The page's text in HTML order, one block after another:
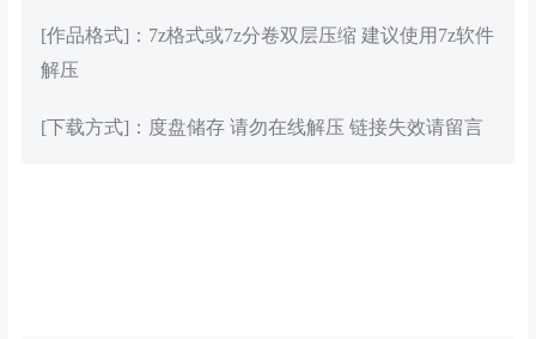
[作品格式]：7z格式或7z分卷双层压缩 建议使用7z软件
解压
[下载方式]：度盘储存 请勿在线解压 链接失效请留言